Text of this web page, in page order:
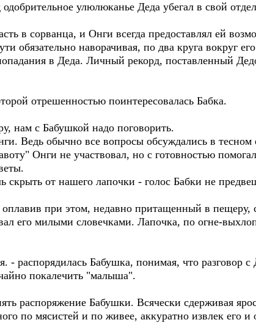
улюлюканье Деда убегал в свой
в сорванца, и Онги всегда предоставлял ей
обязательно наворачивая, по два круга вокруг
в Деда. Личный рекорд, поставленный
отрешенностью поинтересовалась Бабка.
нам с Бабушкой надо поговорить.
Ведь обычно все вопросы обсуждались в тесном
Онги не участвовал, но с готовностью
от нашего лапочки - голос Бабки не
при этом, недавно притащенный в пещеру,
его милыми словечками. Лапочка, по огне-
распорядилась Бабушка, понимая, что разговор с
покалечить "малыша".
распоряжение Бабушки. Всячески сдерживая
по мясистей и по живее, аккуратно извлек его и